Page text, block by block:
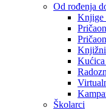
Od rođenja
Knjige
Kućica
Školarci